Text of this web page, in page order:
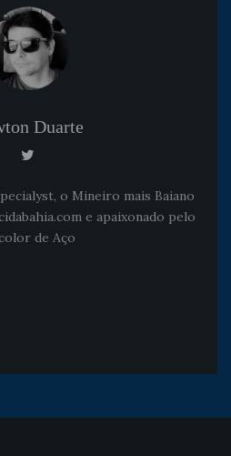
Duarte
o Mineiro mais Baiano
e apaixonado pelo
de Aço